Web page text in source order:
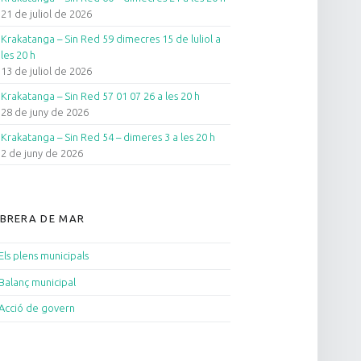
21 de juliol de 2026
Krakatanga – Sin Red 59 dimecres 15 de luliol a
les 20 h
13 de juliol de 2026
Krakatanga – Sin Red 57 01 07 26 a les 20 h
28 de juny de 2026
Krakatanga – Sin Red 54 – dimeres 3 a les 20 h
2 de juny de 2026
DE MAR
plens municipals
municipal
de govern